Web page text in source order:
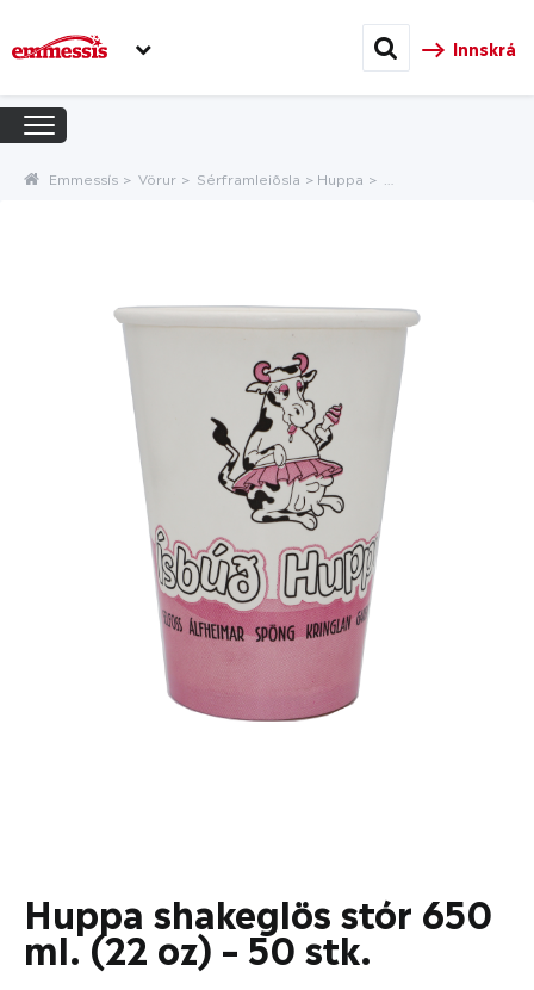
Innskrá
Emmessís Vörur Sérframleiðsla Huppa
Huppa shakeglös stór 650
ml. (22 oz) – 50 stk.